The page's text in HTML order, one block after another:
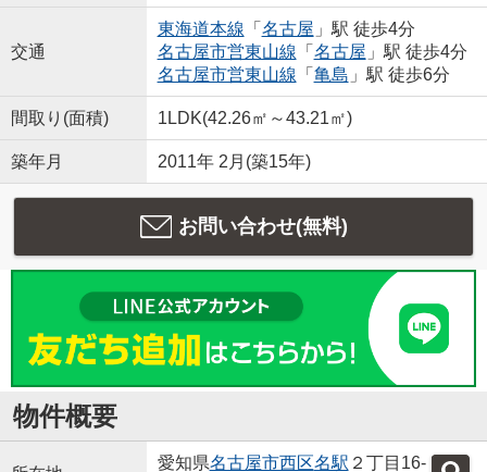
交通
東海道本線 「 名古屋 」駅 徒歩4分
名古屋市営東山線 「 名古屋 」駅 徒歩4分
名古屋市営東山線 「 亀島 」駅 徒歩6分
間取り(面積) 1LDK(42.26㎡～43.21㎡)
築年月 2011年 2月(築15年)
お問い合わせ(無料)
物件概要
愛知県名古屋市西区名駅 ２丁目16-